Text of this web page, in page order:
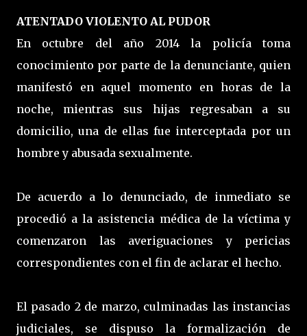
ATENTADO VIOLENTO AL PUDOR
En octubre del año 2014 la policía toma
conocimiento por parte de la denunciante, quien
manifestó en aquel momento en horas de la
noche, mientras sus hijas regresaban a su
domicilio, una de ellas fue interceptada por un
hombre y abusada sexualmente.
De acuerdo a lo denunciado, de inmediato se
procedió a la asistencia médica de la víctima y
comenzaron las averiguaciones y pericias
correspondientes con el fin de aclarar el hecho.
El pasado 2 de marzo, culminadas las instancias
judiciales, se dispuso la formalización de